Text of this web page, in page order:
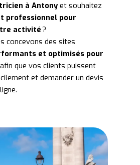
à Antonyet souhaitez
professionnel pour
activité?
concevons des sites
et optimisés pour
que vos clients puissent
et demander un devis